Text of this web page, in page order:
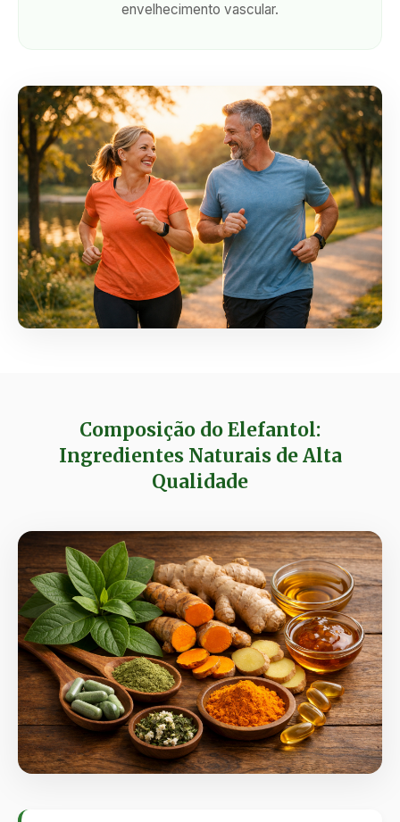
envelhecimento vascular.
Composição do Elefantol:
Ingredientes Naturais de Alta
Qualidade